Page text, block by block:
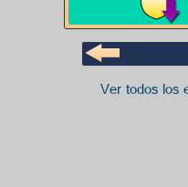
Ver todos los